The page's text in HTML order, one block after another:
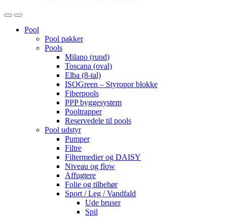
OpenClose
Pool
Pool pakker
Pools
Milano (rund)
Toscana (oval)
Elba (8-tal)
ISOGreen – Styropor blokke
Fiberpools
PPP byggesystem
Pooltrapper
Reservedele til pools
Pool udstyr
Pumper
Filtre
Filtermedier og DAISY
Niveau og flow
Affugtere
Folie og tilbehør
Sport / Leg / Vandfald
Ude bruser
Spil